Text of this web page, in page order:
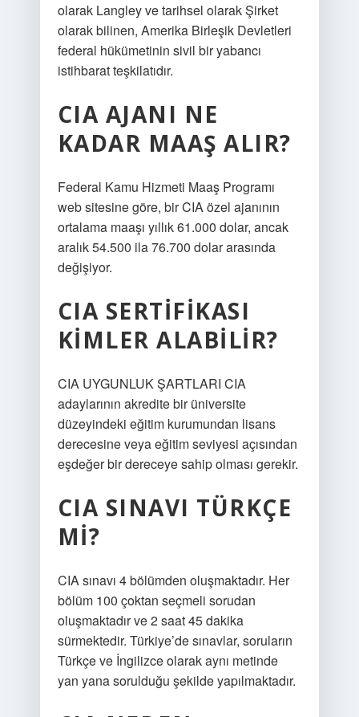
olarak Langley ve tarihsel olarak Şirket
olarak bilinen, Amerika Birleşik Devletleri
federal hükümetinin sivil bir yabancı
istihbarat teşkilatıdır.
CIA AJANI NE
KADAR MAAŞ ALIR?
Federal Kamu Hizmeti Maaş Programı
web sitesine göre, bir CIA özel ajanının
ortalama maaşı yıllık 61.000 dolar, ancak
aralık 54.500 ila 76.700 dolar arasında
değişiyor.
CIA SERTIFIKASI
KIMLER ALABILIR?
CIA UYGUNLUK ŞARTLARI CIA
adaylarının akredite bir üniversite
düzeyindeki eğitim kurumundan lisans
derecesine veya eğitim seviyesi açısından
eşdeğer bir dereceye sahip olması gerekir.
CIA SINAVI TÜRKÇE
MI?
CIA sınavı 4 bölümden oluşmaktadır. Her
bölüm 100 çoktan seçmeli sorudan
oluşmaktadır ve 2 saat 45 dakika
sürmektedir. Türkiye’de sınavlar, soruların
Türkçe ve İngilizce olarak aynı metinde
yan yana sorulduğu şekilde yapılmaktadır.